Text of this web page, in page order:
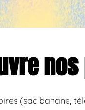
(sac banane,